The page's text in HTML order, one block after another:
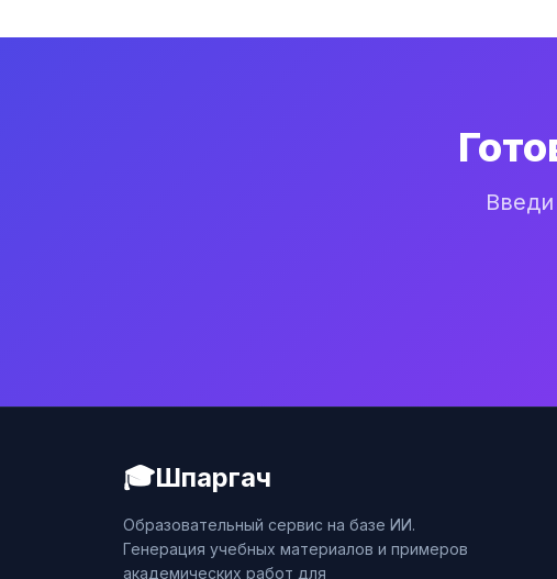
🎓Шпаргач
Образовательный сервис на базе ИИ.
Генерация учебных материалов и примеров
академических работ для